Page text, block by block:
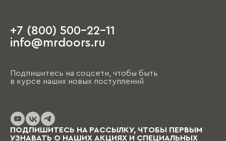
+7 (800) 500-22-11
info@mrdoors.ru
Подпишитесь на соцсети, чтобы быть
в курсе наших новых поступлений
ПОДПИШИТЕСЬ НА РАССЫЛКУ, ЧТОБЫ ПЕРВЫМ
УЗНАВАТЬ О НАШИХ АКЦИЯХ И СПЕЦИАЛЬНЫХ